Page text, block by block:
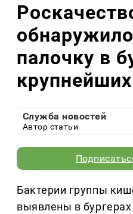
палочку в
Служба новостей
Автор статьи
Бактерии группы
выявлены в бургерах